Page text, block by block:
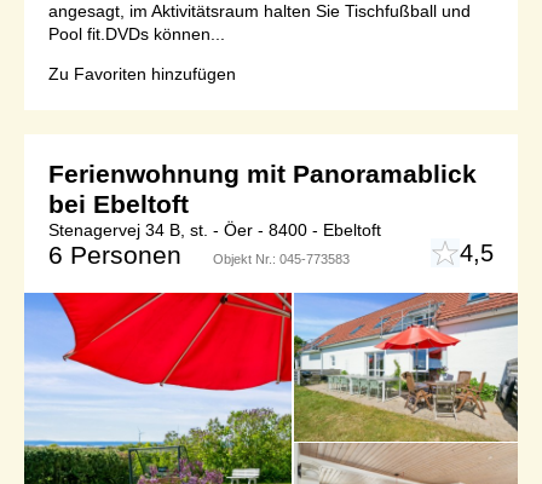
angesagt, im Aktivitätsraum halten Sie Tischfußball und
Pool fit.DVDs können...
Zu Favoriten hinzufügen
Ferienwohnung mit Panoramablick
bei Ebeltoft
Stenagervej 34 B, st. - Öer - 8400 - Ebeltoft
6 Personen Objekt Nr.: 045-773583 4,5